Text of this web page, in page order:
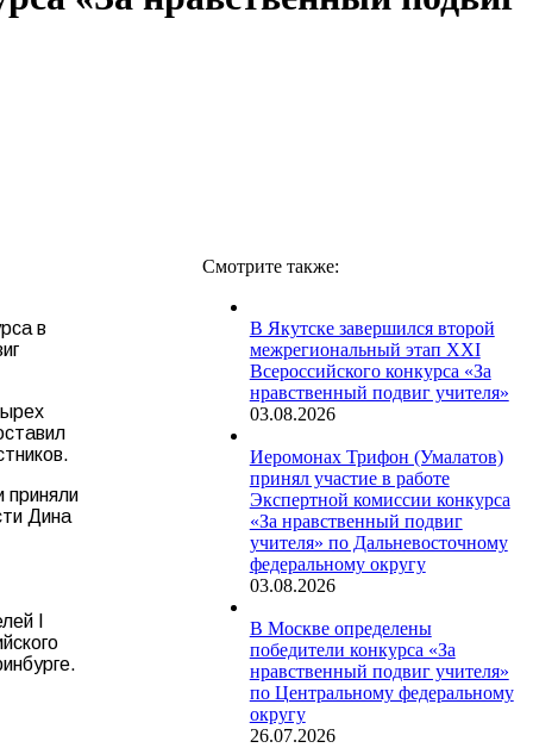
в
приняли
Дина
I
Смотрите также:
В Якутске завершился второй
межрегиональный этап XXI
Всероссийского конкурса «За
нравственный подвиг учителя»
03.08.2026
Иеромонах Трифон (Умалатов)
принял участие в работе
Экспертной комиссии конкурса
«За нравственный подвиг
учителя» по Дальневосточному
федеральному округу
03.08.2026
В Москве определены
победители конкурса «За
нравственный подвиг учителя»
по Центральному федеральному
округу
26.07.2026